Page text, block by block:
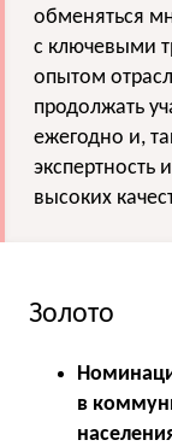
обменяться
с ключевыми
опытом
продолжать
ежегодно и,
экспертность
высоких
Золото
в